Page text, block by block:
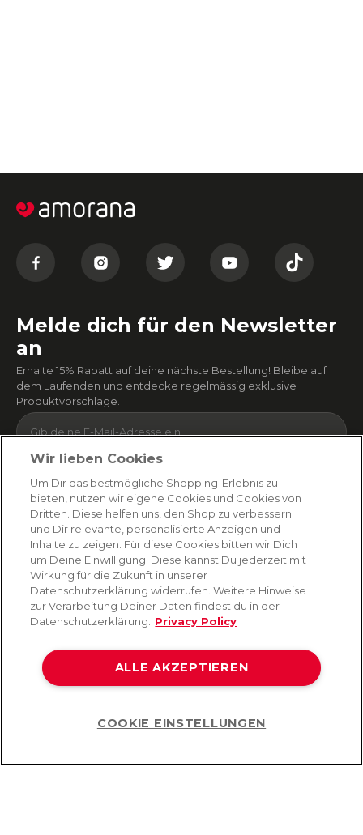
Melde dich für den Newsletter
an
Erhalte 15% Rabatt auf deine nächste Bestellung! Bleibe auf
dem Laufenden und entdecke regelmässig exklusive
Produktvorschläge.
Absenden
Du kannst dich jederzeit von unserem Newsletter abmelden. Indem du fortfährst, stimmst
Datenschutzbestimmungen zu
AMORANA
SERVICE
Wir lieben Cookies
Um Dir das bestmögliche Shopping-Erlebnis zu
bieten, nutzen wir eigene Cookies und Cookies von
Dritten. Diese helfen uns, den Shop zu verbessern
und Dir relevante, personalisierte Anzeigen und
Inhalte zu zeigen. Für diese Cookies bitten wir Dich
um Deine Einwilligung. Diese kannst Du jederzeit mit
Wirkung für die Zukunft in unserer
Datenschutzerklärung widerrufen. Weitere Hinweise
zur Verarbeitung Deiner Daten findest du in der
Datenschutzerklärung.
Privacy Policy
ALLE AKZEPTIEREN
COOKIE EINSTELLUNGEN